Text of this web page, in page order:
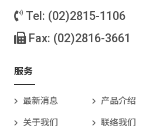
Tel: (02)2815-1106
Fax: (02)2816-3661
服务
最新消息 产品介绍
关于我们 联络我们